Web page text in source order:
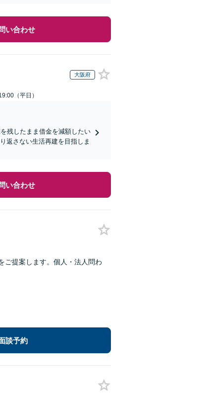
い合わせ
大阪府
（平日）
残したまま借金を減額したい
返さない生活再建を目指しま
い合わせ
ご提案します。個人・法人問わ
談予約